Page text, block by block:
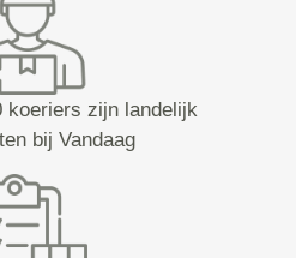
koeriers zijn landelijk
bij Vandaag